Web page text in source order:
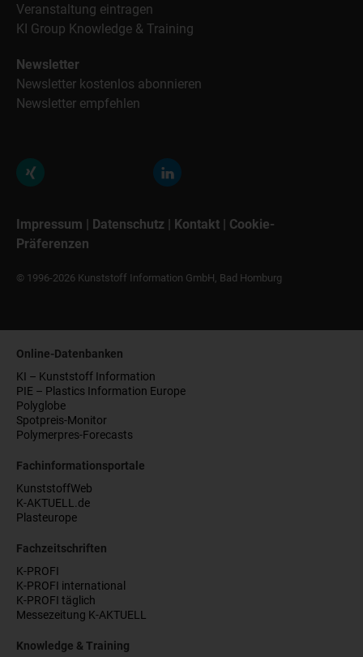
Veranstaltung eintragen
KI Group Knowledge & Training
Newsletter
Newsletter kostenlos abonnieren
Newsletter empfehlen
Impressum | Datenschutz | Kontakt | Cookie-
Präferenzen
© 1996-2026 Kunststoff Information GmbH, Bad Homburg
Online-Datenbanken
KI – Kunststoff Information
PIE – Plastics Information Europe
Polyglobe
Spotpreis-Monitor
Polymerpres-Forecasts
Fachinformationsportale
KunststoffWeb
K-AKTUELL.de
Plasteurope
Fachzeitschriften
K-PROFI
K-PROFI international
K-PROFI täglich
Messezeitung K-AKTUELL
Knowledge & Training